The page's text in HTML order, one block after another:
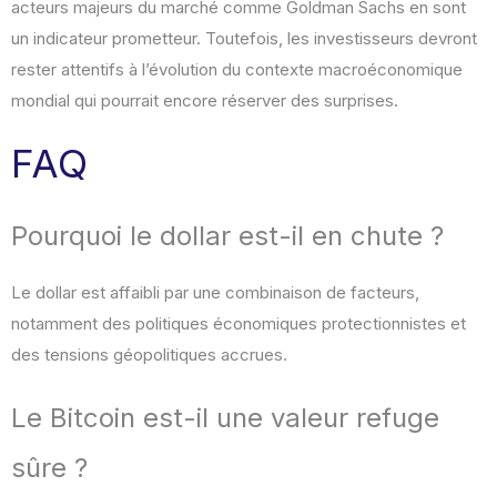
acteurs majeurs du marché comme Goldman Sachs en sont
un indicateur prometteur. Toutefois, les investisseurs devront
rester attentifs à l’évolution du contexte macroéconomique
mondial qui pourrait encore réserver des surprises.
FAQ
Pourquoi le dollar est-il en chute ?
Le dollar est affaibli par une combinaison de facteurs,
notamment des politiques économiques protectionnistes et
des tensions géopolitiques accrues.
Le Bitcoin est-il une valeur refuge
sûre ?